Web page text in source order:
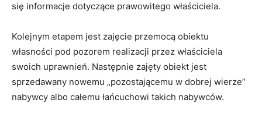
się informacje dotyczące prawowitego właściciela.
Kolejnym etapem jest zajęcie przemocą obiektu
własności pod pozorem realizacji przez właściciela
swoich uprawnień. Następnie zajęty obiekt jest
sprzedawany nowemu „pozostającemu w dobrej wierze”
nabywcy albo całemu łańcuchowi takich nabywców.